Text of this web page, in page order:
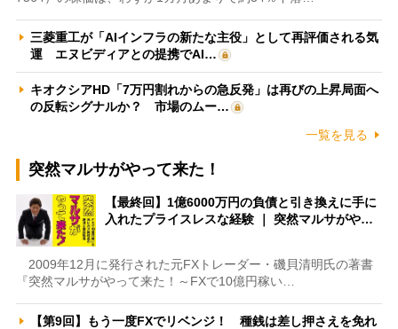
三菱重工が「AIインフラの新たな主役」として再評価される気
運 エヌビディアとの提携でAI…
キオクシアHD「7万円割れからの急反発」は再びの上昇局面へ
の反転シグナルか？ 市場のムー…
一覧を見る
突然マルサがやって来た！
【最終回】1億6000万円の負債と引き換えに手に
入れたプライスレスな経験 ｜ 突然マルサがや…
2009年12月に発行された元FXトレーダー・磯貝清明氏の著書
『突然マルサがやって来た！～FXで10億円稼い…
【第9回】もう一度FXでリベンジ！ 種銭は差し押さえを免れ